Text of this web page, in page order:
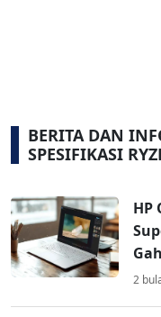
BERITA DAN
SPESIFIKASI
HP
2